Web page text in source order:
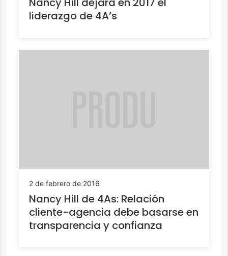
liderazgo de 4A’s
2 de febrero de 2016
Nancy Hill de 4As: Relación
cliente-agencia debe basarse en
transparencia y confianza